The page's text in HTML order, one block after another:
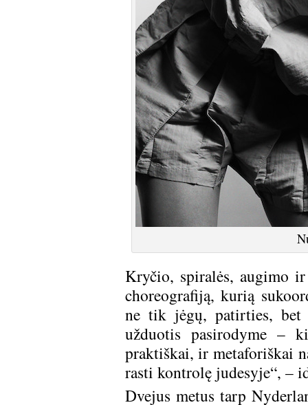
Kryčio, spiralės, augimo
choreografiją, kurią
ne tik jėgų, patirties, bet
užduotis pasirodyme –
praktiškai, ir metaforiškai
rasti kontrolę judesyje“, –
Dvejus metus tarp